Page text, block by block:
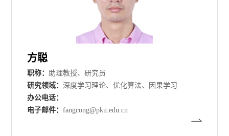
方聪
职称：
助理教授、研究员
研究领域：深度学习理论、优化算法、因果学习
办公电话：
电子邮件：fangcong@pku.edu.cn